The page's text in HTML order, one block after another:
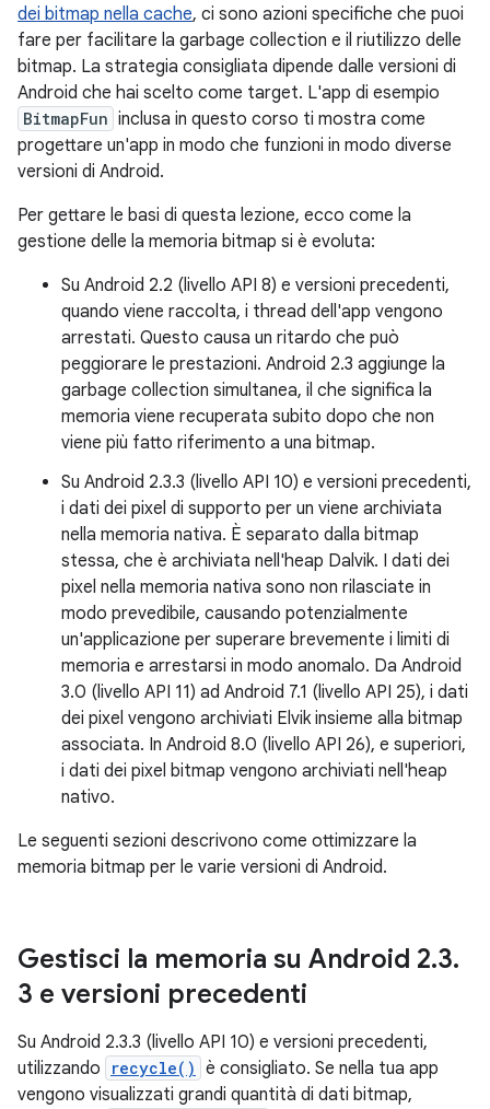
dei bitmap nella cache, ci sono azioni specifiche che puoi
fare per facilitare la garbage collection e il riutilizzo delle
bitmap. La strategia consigliata dipende dalle versioni di
Android che hai scelto come target. L'app di esempio
BitmapFun inclusa in questo corso ti mostra come
progettare un'app in modo che funzioni in modo diverse
versioni di Android.
Per gettare le basi di questa lezione, ecco come la
gestione delle la memoria bitmap si è evoluta:
Su Android 2.2 (livello API 8) e versioni precedenti,
quando viene raccolta, i thread dell'app vengono
arrestati. Questo causa un ritardo che può
peggiorare le prestazioni. Android 2.3 aggiunge la
garbage collection simultanea, il che significa la
memoria viene recuperata subito dopo che non
viene più fatto riferimento a una bitmap.
Su Android 2.3.3 (livello API 10) e versioni precedenti,
i dati dei pixel di supporto per un viene archiviata
nella memoria nativa. È separato dalla bitmap
stessa, che è archiviata nell'heap Dalvik. I dati dei
pixel nella memoria nativa sono non rilasciate in
modo prevedibile, causando potenzialmente
un'applicazione per superare brevemente i limiti di
memoria e arrestarsi in modo anomalo. Da Android
3.0 (livello API 11) ad Android 7.1 (livello API 25), i dati
dei pixel vengono archiviati Elvik insieme alla bitmap
associata. In Android 8.0 (livello API 26), e superiori,
i dati dei pixel bitmap vengono archiviati nell'heap
nativo.
Le seguenti sezioni descrivono come ottimizzare la
memoria bitmap per le varie versioni di Android.
Gestisci la memoria su Android 2.3.
3 e versioni precedenti
Su Android 2.3.3 (livello API 10) e versioni precedenti,
utilizzando
recycle() è consigliato. Se nella tua app
vengono visualizzati grandi quantità di dati bitmap,